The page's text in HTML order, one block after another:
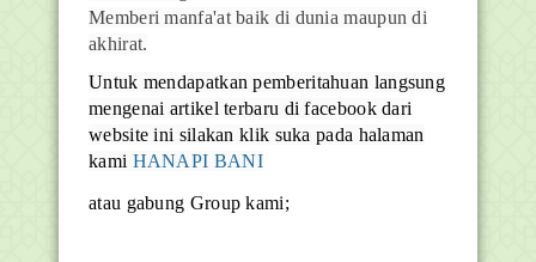
Memberi manfa'at baik di dunia maupun di
akhirat.
Untuk mendapatkan pemberitahuan langsung
mengenai artikel terbaru di facebook dari
website ini silakan klik suka pada halaman
kami HANAPI BANI
atau gabung Group kami;